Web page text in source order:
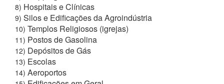
8) Hospitais e Clínicas
9) Silos e Edificações da Agroindústria
10) Templos Religiosos (igrejas)
11) Postos de Gasolina
12) Depósitos de Gás
13) Escolas
14) Aeroportos